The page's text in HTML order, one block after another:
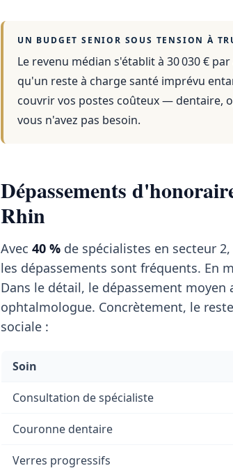
UN BUDGET SENIOR SOUS TENSION À
Le revenu médian s'établit à 30 030 € par
qu'un reste à charge santé imprévu
couvrir vos postes coûteux — dentaire,
vous n'avez pas besoin.
Dépassements
Rhin
Avec 40 % de spécialistes en secteur
les dépassements sont fréquents. En
Dans le détail, le dépassement moyen
ophtalmologue. Concrètement, le
sociale :
Soin
Consultation de spécialiste
Couronne dentaire
Verres progressifs